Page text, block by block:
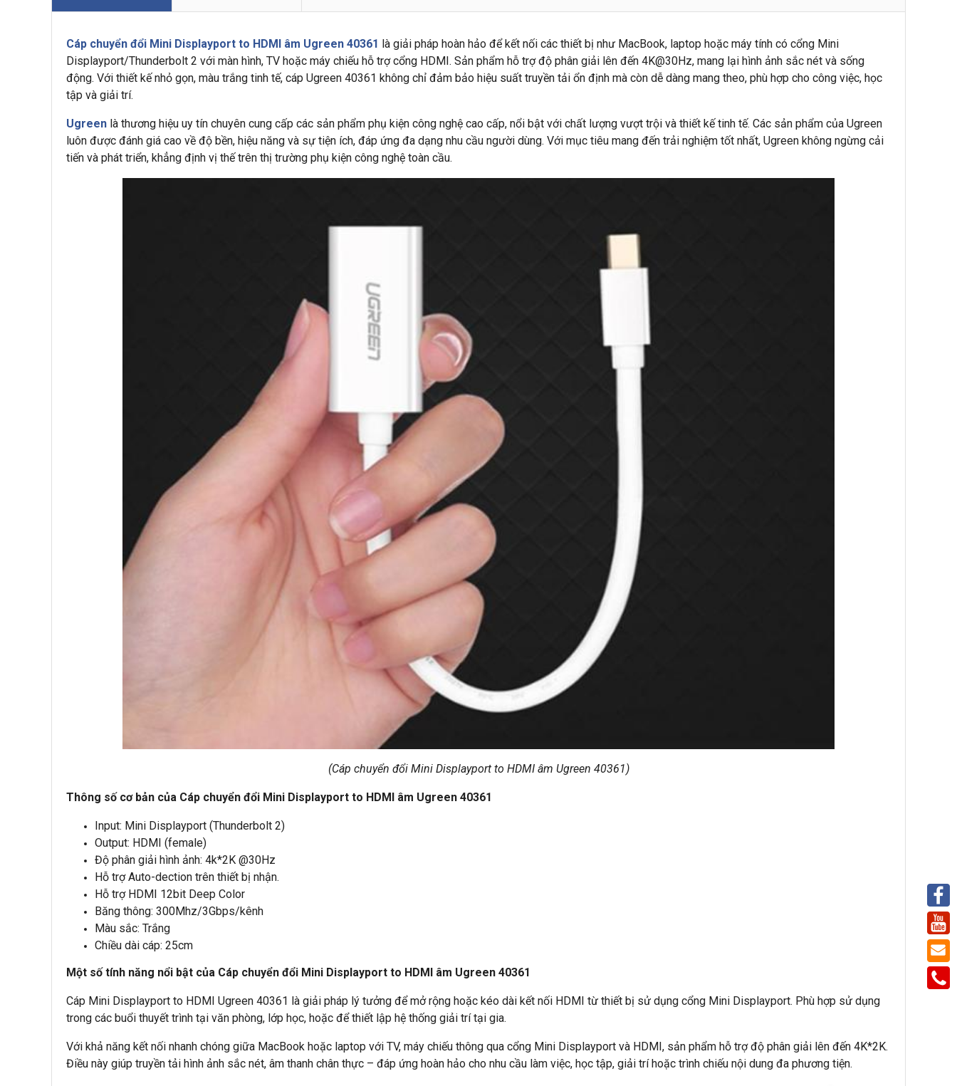
Cáp chuyển đổi Mini Displayport to HDMI âm Ugreen 40361 là giải pháp hoàn hảo để kết nối các thiết bị như MacBook, laptop hoặc máy tính có cổng Mini
Displayport/Thunderbolt 2 với màn hình, TV hoặc máy chiếu hỗ trợ cổng HDMI. Sản phẩm hỗ trợ độ phân giải lên đến 4K@30Hz, mang lại hình ảnh sắc nét và sống
động. Với thiết kế nhỏ gọn, màu trắng tinh tế, cáp Ugreen 40361 không chỉ đảm bảo hiệu suất truyền tải ổn định mà còn dễ dàng mang theo, phù hợp cho công việc, học
tập và giải trí.
Ugreen là thương hiệu uy tín chuyên cung cấp các sản phẩm phụ kiện công nghệ cao cấp, nổi bật với chất lượng vượt trội và thiết kế tinh tế. Các sản phẩm của Ugreen
luôn được đánh giá cao về độ bền, hiệu năng và sự tiện ích, đáp ứng đa dạng nhu cầu người dùng. Với mục tiêu mang đến trải nghiệm tốt nhất, Ugreen không ngừng cải
tiến và phát triển, khẳng định vị thế trên thị trường phụ kiện công nghệ toàn cầu.
(Cáp chuyển đổi Mini Displayport to HDMI âm Ugreen 40361)
Thông số cơ bản của Cáp chuyển đổi Mini Displayport to HDMI âm Ugreen 40361
Input: Mini Displayport (Thunderbolt 2)
Output: HDMI (female)
Độ phân giải hình ảnh: 4k*2K @30Hz
Hỗ trợ Auto-dection trên thiết bị nhận.
Hỗ trợ HDMI 12bit Deep Color
Băng thông: 300Mhz/3Gbps/kênh
Màu sắc: Trắng
Chiều dài cáp: 25cm
Một số tính năng nổi bật của Cáp chuyển đổi Mini Displayport to HDMI âm Ugreen 40361
Cáp Mini Displayport to HDMI Ugreen 40361 là giải pháp lý tưởng để mở rộng hoặc kéo dài kết nối HDMI từ thiết bị sử dụng cổng Mini Displayport. Phù hợp sử dụng
trong các buổi thuyết trình tại văn phòng, lớp học, hoặc để thiết lập hệ thống giải trí tại gia.
Với khả năng kết nối nhanh chóng giữa MacBook hoặc laptop với TV, máy chiếu thông qua cổng Mini Displayport và HDMI, sản phẩm hỗ trợ độ phân giải lên đến 4K*2K.
Điều này giúp truyền tải hình ảnh sắc nét, âm thanh chân thực – đáp ứng hoàn hảo cho nhu cầu làm việc, học tập, giải trí hoặc trình chiếu nội dung đa phương tiện.